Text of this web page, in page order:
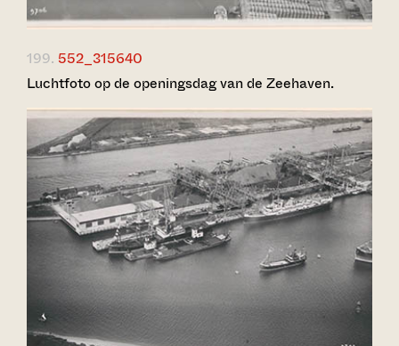
199. 552_315640
Luchtfoto op de openingsdag van de Zeehaven.